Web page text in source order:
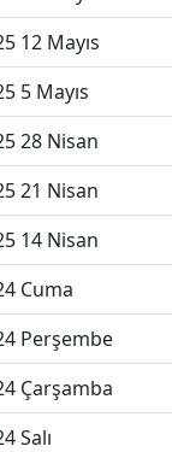
12 Mayıs
5 Mayıs
28 Nisan
21 Nisan
14 Nisan
Cuma
Perşembe
Çarşamba
Salı